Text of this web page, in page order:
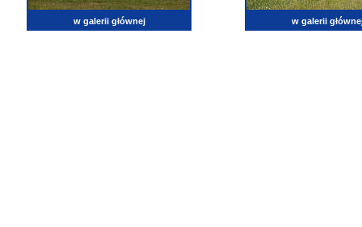
w galerii głównej w galerii